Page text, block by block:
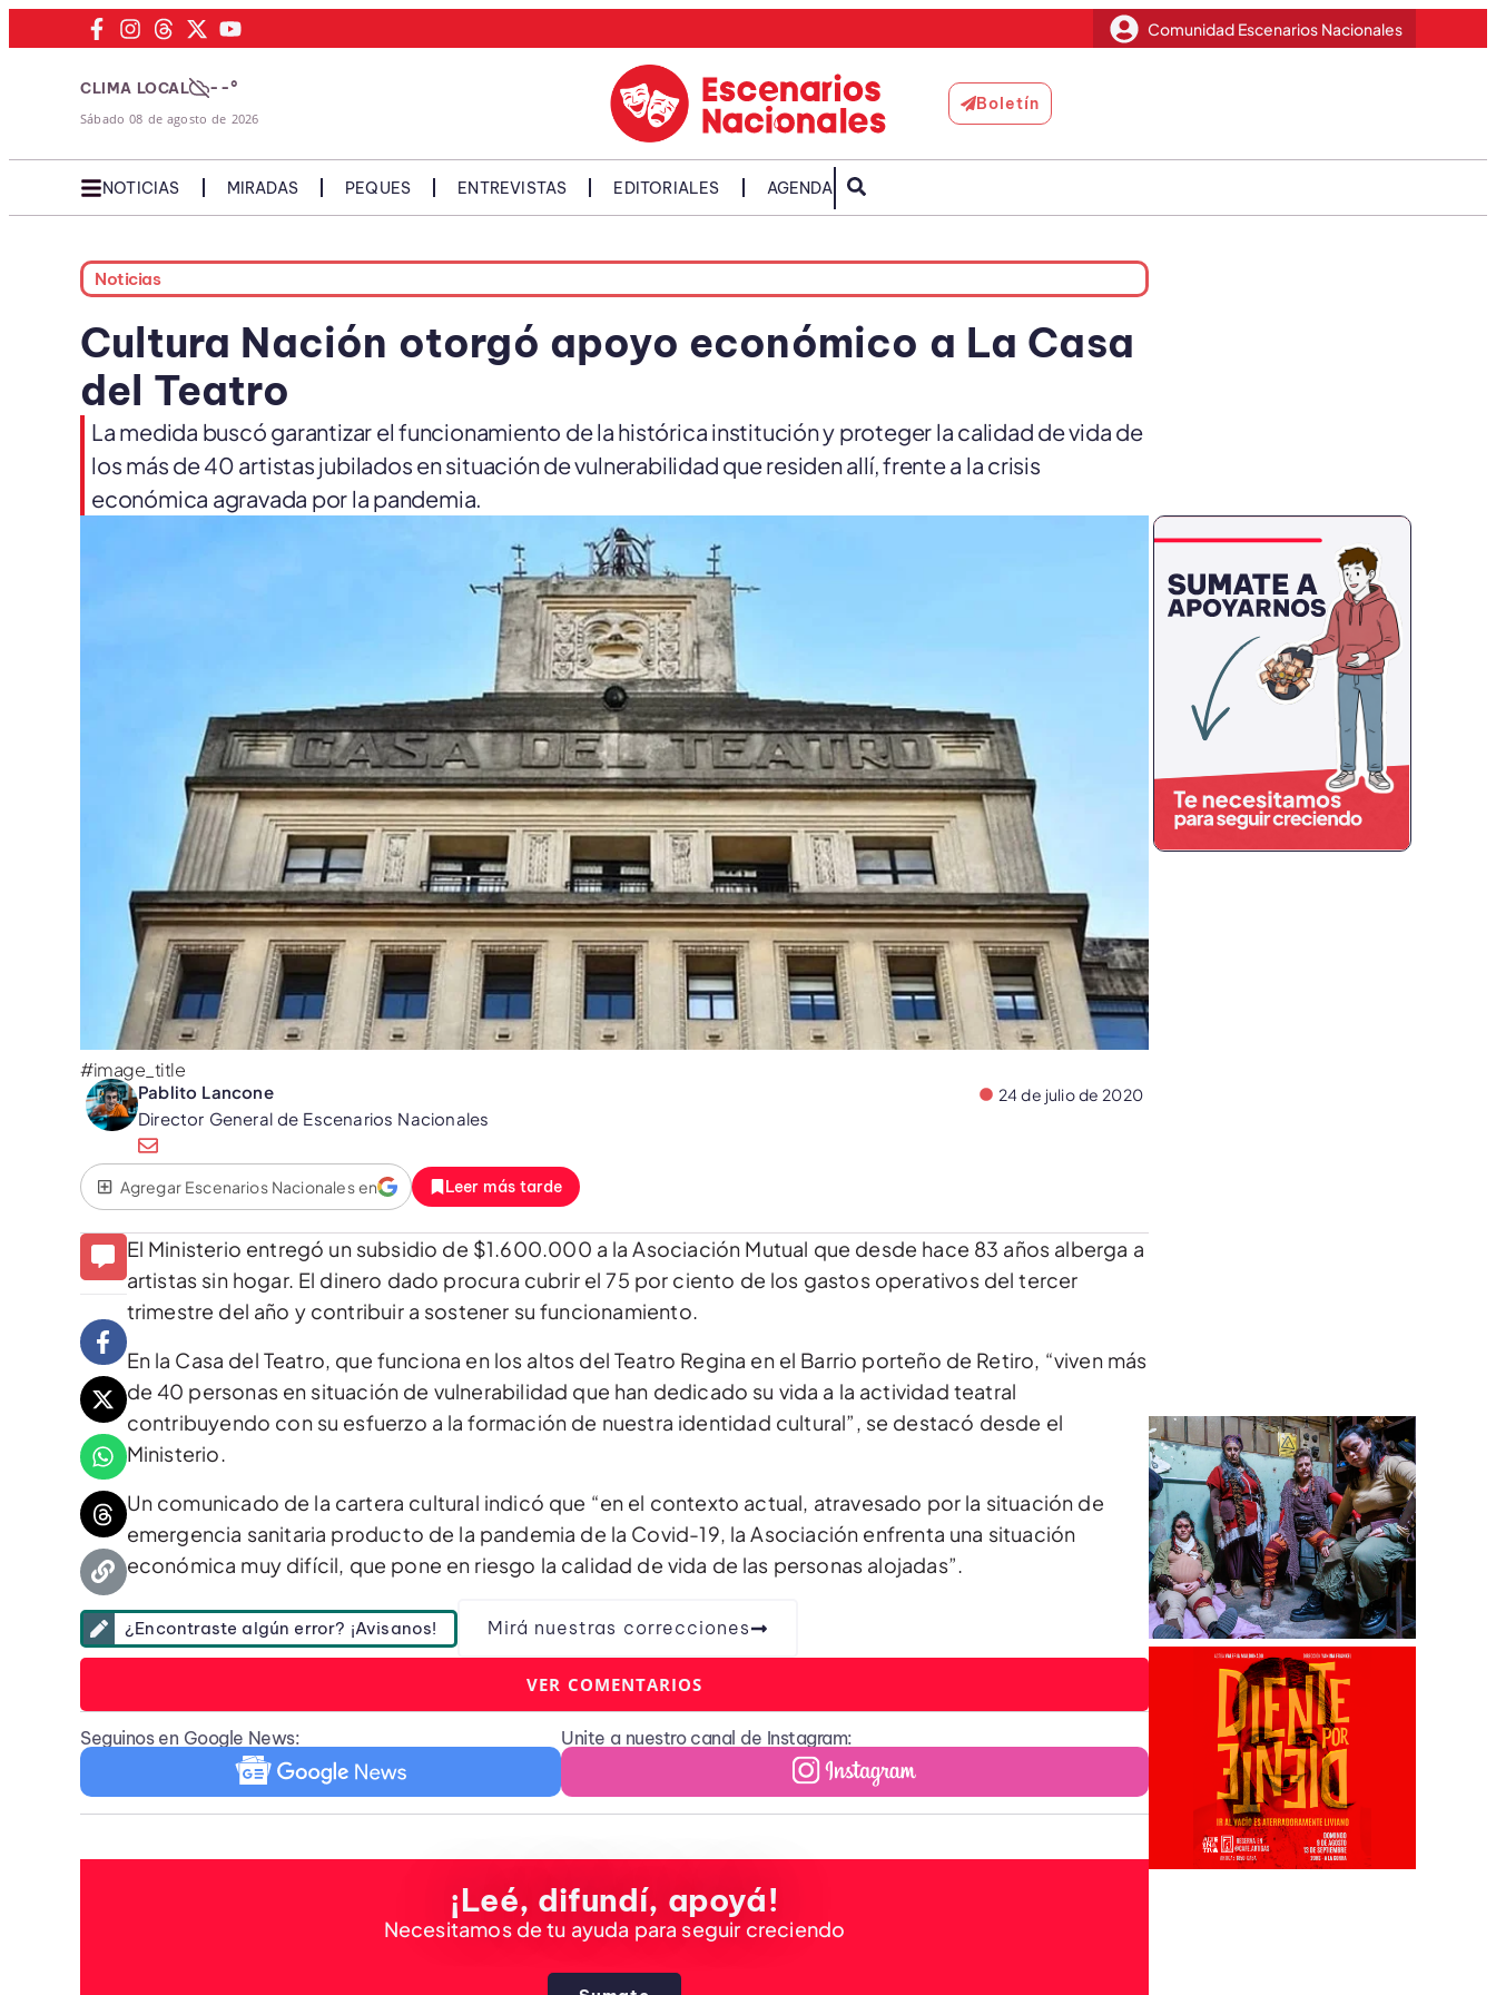
Comunidad Escenarios Nacionales
CLIMA LOCAL --°
Sábado 08 de agosto de 2026
Boletín
NOTICIAS MIRADAS PEQUES ENTREVISTAS EDITORIALES AGENDA
Noticias
Cultura Nación otorgó apoyo económico a La Casa
del Teatro
La medida buscó garantizar el funcionamiento de la histórica institución y proteger la calidad de vida de
los más de 40 artistas jubilados en situación de vulnerabilidad que residen allí, frente a la crisis
económica agravada por la pandemia.
#image_title
Pablito Lancone
Director General de Escenarios Nacionales
24 de julio de 2020
Agregar Escenarios Nacionales en Leer más tarde
El Ministerio entregó un subsidio de $1.600.000 a la Asociación Mutual que desde hace 83 años alberga a
artistas sin hogar. El dinero dado procura cubrir el 75 por ciento de los gastos operativos del tercer
trimestre del año y contribuir a sostener su funcionamiento.
En la Casa del Teatro, que funciona en los altos del Teatro Regina en el Barrio porteño de Retiro, “viven más
de 40 personas en situación de vulnerabilidad que han dedicado su vida a la actividad teatral
contribuyendo con su esfuerzo a la formación de nuestra identidad cultural”, se destacó desde el
Ministerio.
Un comunicado de la cartera cultural indicó que “en el contexto actual, atravesado por la situación de
emergencia sanitaria producto de la pandemia de la Covid-19, la Asociación enfrenta una situación
económica muy difícil, que pone en riesgo la calidad de vida de las personas alojadas”.
¿Encontraste algún error? ¡Avisanos! Mirá nuestras correcciones
VER COMENTARIOS
Seguinos en Google News: Unite a nuestro canal de Instagram:
¡Leé, difundí, apoyá!
Necesitamos de tu ayuda para seguir creciendo